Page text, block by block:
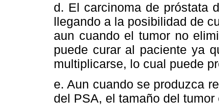
d. El carcinoma de próstata
llegando a la posibilidad de
aun cuando el tumor no
puede curar al paciente ya
multiplicarse, lo cual puede
e. Aun cuando se produzca
del PSA, el tamaño del tumor